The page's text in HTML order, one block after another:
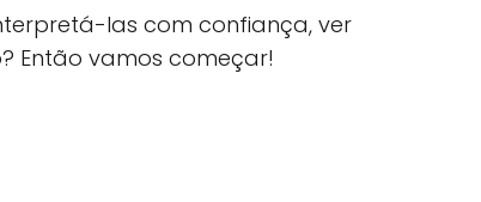
las com confiança, ver
Então vamos começar!